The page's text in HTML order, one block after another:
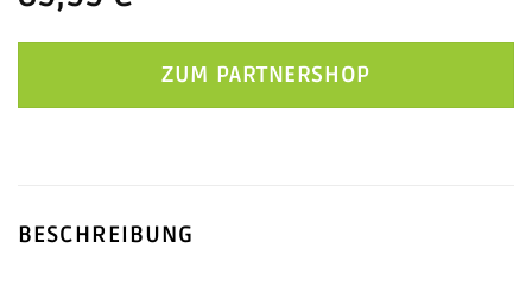
ZUM PARTNERSHOP
BESCHREIBUNG